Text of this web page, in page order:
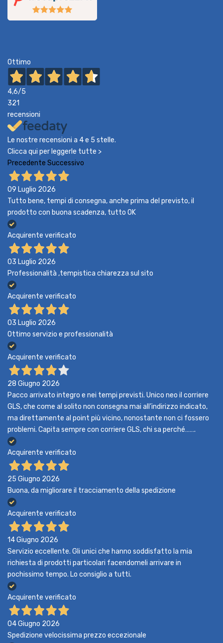
Ottimo
4,6/5
321
recensioni
Le nostre recensioni a 4 e 5 stelle.
Clicca qui per leggerle tutte >
Precedente Successivo
09 Luglio 2026
Tutto bene, tempi di consegna, anche prima del previsto, il
prodotto con buona scadenza, tutto OK
Acquirente verificato
03 Luglio 2026
Professionalità ,tempistica chiarezza sul sito
Acquirente verificato
03 Luglio 2026
Ottimo servizio e professionalità
Acquirente verificato
28 Giugno 2026
Pacco arrivato integro e nei tempi previsti. Unico neo il corriere
GLS, che come al solito non consegna mai all’indirizzo indicato,
ma direttamente al point più vicino, nonostante non ci fossero
problemi. Capita sempre con corriere GLS, chi sa perché…….
Acquirente verificato
25 Giugno 2026
Buona, da migliorare il tracciamento della spedizione
Acquirente verificato
14 Giugno 2026
Servizio eccellente. Gli unici che hanno soddisfatto la mia
richiesta di prodotti particolari facendomeli arrivare in
pochissimo tempo. Lo consiglio a tutti.
Acquirente verificato
04 Giugno 2026
Spedizione velocissima prezzo eccezionale